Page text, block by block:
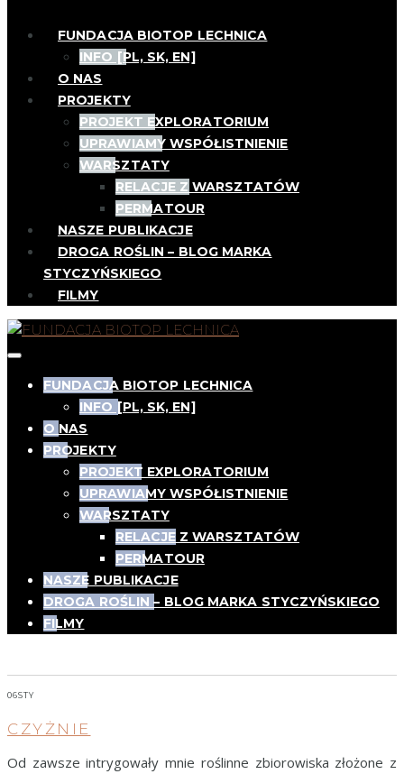
FUNDACJA BIOTOP LECHNICA
INFO [PL, SK, EN]
O NAS
PROJEKTY
PROJEKT EXPLORATORIUM
UPRAWIAMY WSPÓŁISTNIENIE
WARSZTATY
RELACJE Z WARSZTATÓW
PERMATOUR
NASZE PUBLIKACJE
DROGA ROŚLIN – BLOG MARKA
STYCZYŃSKIEGO
FILMY
FUNDACJA BIOTOP LECHNICA
INFO [PL, SK, EN]
O NAS
PROJEKTY
PROJEKT EXPLORATORIUM
UPRAWIAMY WSPÓŁISTNIENIE
WARSZTATY
RELACJE Z WARSZTATÓW
PERMATOUR
NASZE PUBLIKACJE
DROGA ROŚLIN – BLOG MARKA STYCZYŃSKIEGO
FILMY
06STY
CZYŻNIE
Od zawsze intrygowały mnie roślinne zbiorowiska złożone z